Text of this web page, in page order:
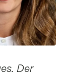
Der